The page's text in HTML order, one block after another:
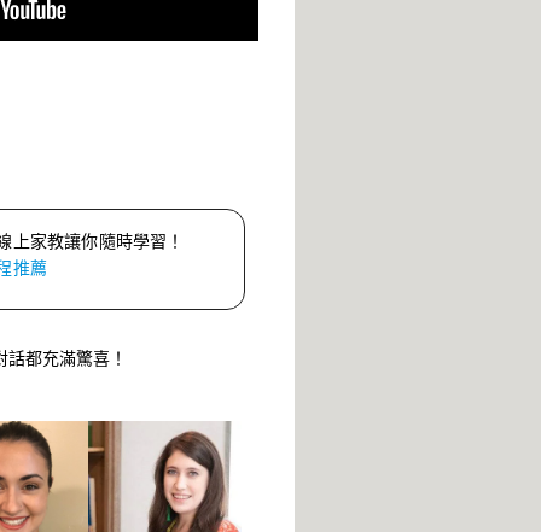
上家教讓你隨時學習！
推薦
都充滿驚喜！